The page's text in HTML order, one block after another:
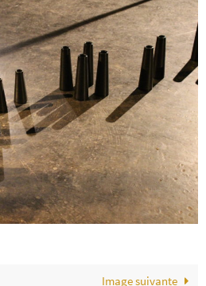
Image suivante